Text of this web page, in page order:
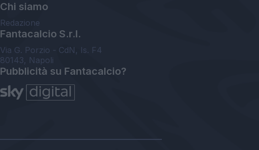
Chi siamo
Redazione
Fantacalcio S.r.l.
Via G. Porzio - CdN, Is. F4
80143, Napoli
Pubblicità su Fantacalcio?